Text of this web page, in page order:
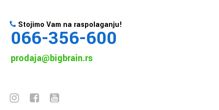
Stojimo Vam na raspolaganju!
066-356-600
prodaja@bigbrain.rs